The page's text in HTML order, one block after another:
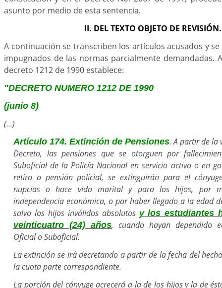
asunto por medio de esta sentencia.
II. DEL TEXTO OBJETO DE REVISIÓN.
A continuación se transcriben los artículos acusados y
impugnados de las normas parcialmente demandadas.
decreto 1212 de 1990 establece:
"DECRETO NUMERO 1212 DE 1990
(junio 8)
(…)
Artículo 174. Extinción de Pensiones. A partir de la
Decreto, las pensiones que se otorguen por
Suboficial de la Policía Nacional en servicio activo o en
retiro o pensión policial, se extinguirán para el
nupcias o hace vida marital y para los hijos, por
independencia económica, o por haber llegado a la edad
salvo los hijos inválidos absolutos y los estudiantes
veinticuatro (24) años, cuando hayan dependido
Oficial o Suboficial.
La extinción se irá decretando a partir de la fecha del
la cuota parte correspondiente.
La porción del cónyuge acrecerá a la de los hijos y la de